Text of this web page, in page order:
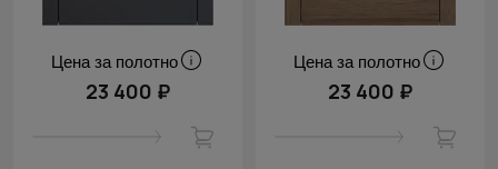
Цена за полотно
23 400 ₽
Цена за полотно
23 400 ₽